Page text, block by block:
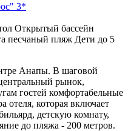
3*
Открытый бассейн
песчаный пляж Дети до 5
Анапы. В шаговой
рынок,
гостей комфортабельные
отеля, которая включает
детскую комнату,
до пляжа - 200 метров.